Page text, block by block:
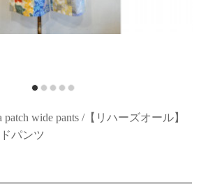
patch wide pants /【リハーズオール】
パンツ